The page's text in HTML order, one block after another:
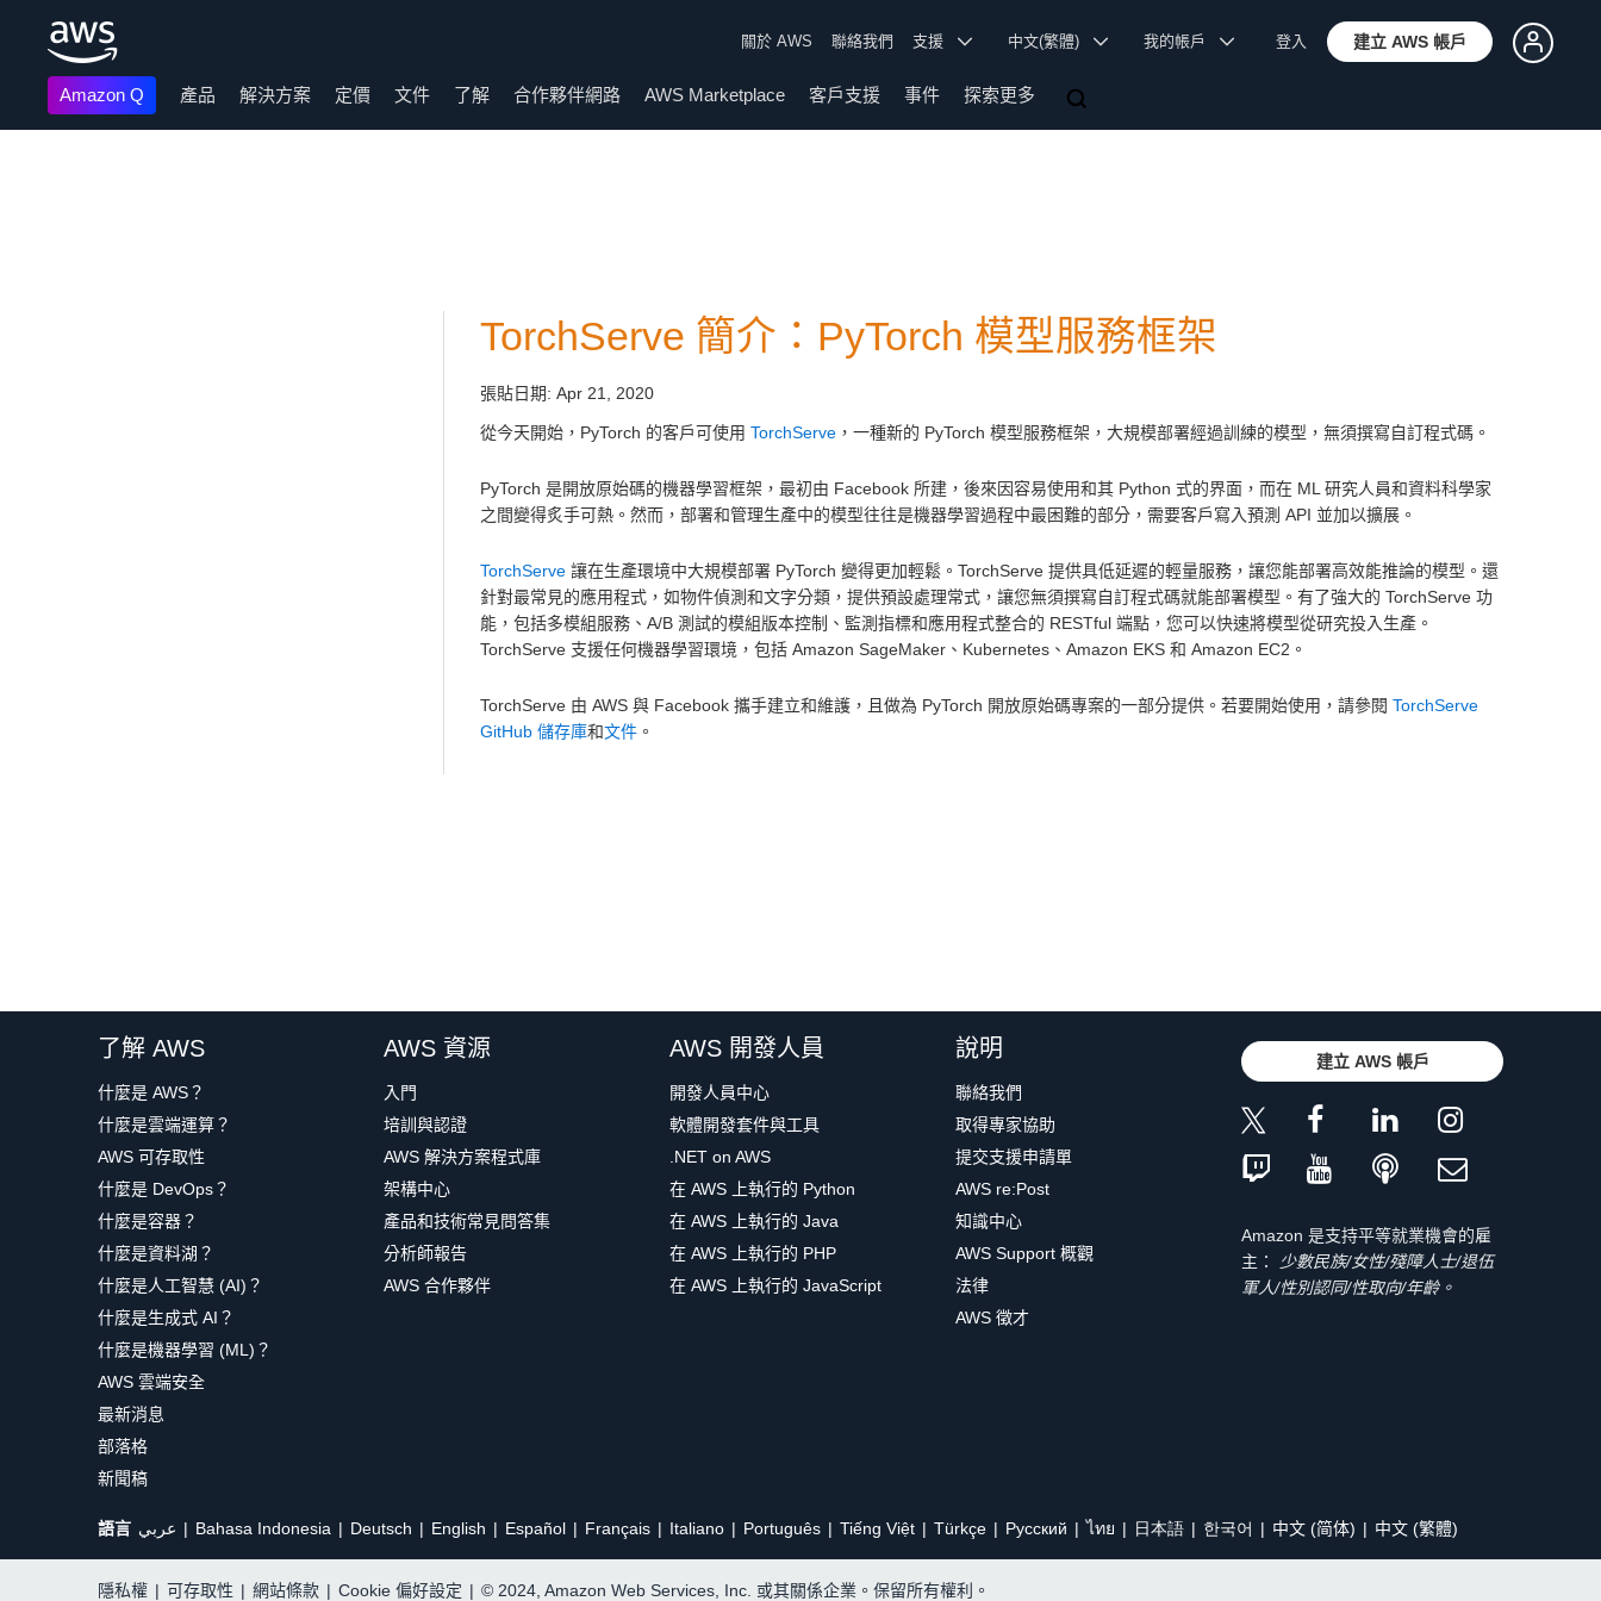
關於 AWS 聯絡我們 支援 中文(繁體) 我的帳戶 登入 建立 AWS 帳戶
Amazon Q 產品 解決方案 定價 文件 了解 合作夥伴網路 AWS Marketplace 客戶支援 事件 探索更多
TorchServe 簡介：PyTorch 模型服務框架
張貼日期: Apr 21, 2020
從今天開始，PyTorch 的客戶可使用 TorchServe ，一種新的 PyTorch 模型服務框架，大規模部署經過訓練的模型，無須撰寫自訂程式碼。
PyTorch 是開放原始碼的機器學習框架，最初由 Facebook 所建，後來因容易使用和其 Python 式的界面，而在 ML 研究人員和資料科學家
之間變得炙手可熱。然而，部署和管理生產中的模型往往是機器學習過程中最困難的部分，需要客戶寫入預測 API 並加以擴展。
TorchServe 讓在生產環境中大規模部署 PyTorch 變得更加輕鬆。TorchServe 提供具低延遲的輕量服務，讓您能部署高效能推論的模型。還
針對最常見的應用程式，如物件偵測和文字分類，提供預設處理常式，讓您無須撰寫自訂程式碼就能部署模型。有了強大的 TorchServe 功
能，包括多模組服務、A/B 測試的模組版本控制、監測指標和應用程式整合的 RESTful 端點，您可以快速將模型從研究投入生產。
TorchServe 支援任何機器學習環境，包括 Amazon SageMaker、Kubernetes、Amazon EKS 和 Amazon EC2。
TorchServe 由 AWS 與 Facebook 攜手建立和維護，且做為 PyTorch 開放原始碼專案的一部分提供。若要開始使用，請參閱 TorchServe
GitHub 儲存庫和文件 。
了解 AWS
什麼是 AWS？
什麼是雲端運算？
AWS 可存取性
什麼是 DevOps？
什麼是容器？
什麼是資料湖？
什麼是人工智慧 (AI)？
什麼是生成式 AI？
什麼是機器學習 (ML)？
AWS 雲端安全
最新消息
部落格
新聞稿
AWS 資源
入門
培訓與認證
AWS 解決方案程式庫
架構中心
產品和技術常見問答集
分析師報告
AWS 合作夥伴
AWS 開發人員
開發人員中心
軟體開發套件與工具
.NET on AWS
在 AWS 上執行的 Python
在 AWS 上執行的 Java
在 AWS 上執行的 PHP
在 AWS 上執行的 JavaScript
說明
聯絡我們
取得專家協助
提交支援申請單
AWS re:Post
知識中心
AWS Support 概觀
法律
AWS 徵才
建立 AWS 帳戶
Amazon 是支持平等就業機會的雇
主：
少數民族/女性/殘障人士/退伍
軍人/性別認同/性取向/年齡。
語言 عربي Bahasa Indonesia Deutsch English Español Français Italiano Português Tiếng Việt Türkçe Ρусский ไทย 日本語 한국어 中文 (简体) 中文 (繁體)
隱私權 | 可存取性 | 網站條款 | Cookie 偏好設定 | © 2024, Amazon Web Services, Inc. 或其關係企業。保留所有權利。